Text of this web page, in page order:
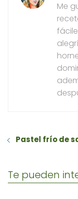
Me
Pastel frío de
Te pueden